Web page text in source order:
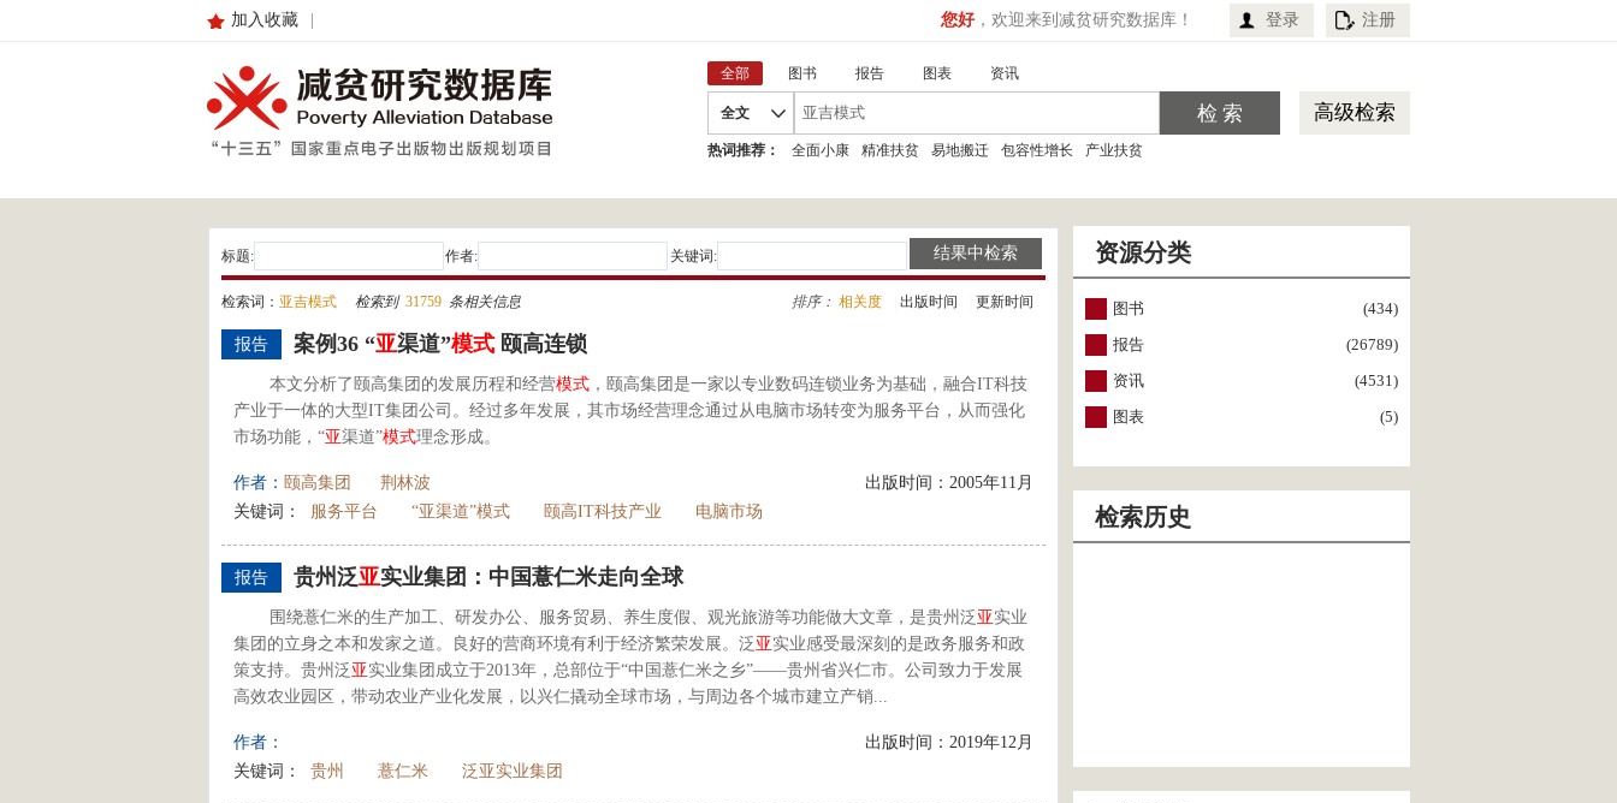
加入收藏 登录 注册
您好 ，欢迎来到减贫研究数据库！
全部 图书 报告 图表 资讯
全文 高级检索
热词推荐： 全面小康 精准扶贫 易地搬迁 包容性增长 产业扶贫
标题: 作者: 关键词:
排序： 相关度 出版时间 更新时间
检索词： 亚吉模式 检索到 31759 条相关信息
报告 案例36 “亚渠道”模式 颐高连锁
本文分析了颐高集团的发展历程和经营模式 ，颐高集团是一家以专业数码连锁业务为基础，融合IT科技
产业于一体的大型IT集团公司。经过多年发展，其市场经营理念通过从电脑市场转变为服务平台，从而强化
市场功能，“亚渠道”模式理念形成。
作者： 颐高集团 荆林波
出版时间：2005年11月
关键词：
服务平台 “亚渠道”模式 颐高IT科技产业 电脑市场
报告 贵州泛亚实业集团：中国薏仁米走向全球
围绕薏仁米的生产加工、研发办公、服务贸易、养生度假、观光旅游等功能做大文章，是贵州泛 亚 实业
集团的立身之本和发家之道。良好的营商环境有利于经济繁荣发展。泛 亚 实业感受最深刻的是政务服务和政
策支持。贵州泛 亚 实业集团成立于2013年，总部位于“中国薏仁米之乡”——贵州省兴仁市。公司致力于发展
高效农业园区，带动农业产业化发展，以兴仁撬动全球市场，与周边各个城市建立产销...
作者：
出版时间：2019年12月
关键词：
贵州 薏仁米 泛亚实业集团
资源分类
图书
(434)
报告
(26789)
资讯
(4531)
图表
(5)
检索历史